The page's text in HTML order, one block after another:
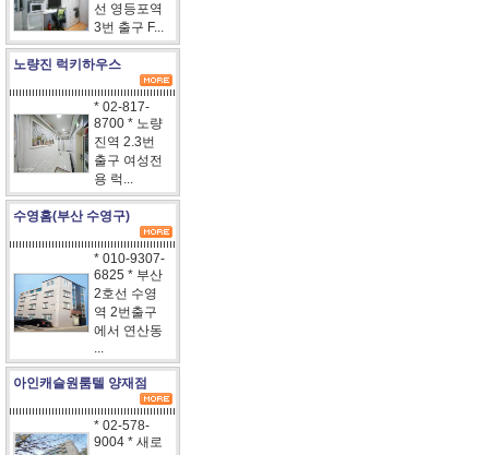
선 영등포역
3번 출구 F...
노량진 럭키하우스
* 02-817-
8700 * 노량
진역 2.3번
출구 여성전
용 럭...
수영홈(부산 수영구)
* 010-9307-
6825 * 부산
2호선 수영
역 2번출구
에서 연산동
...
아인캐슬원룸텔 양재점
* 02-578-
9004 * 새로